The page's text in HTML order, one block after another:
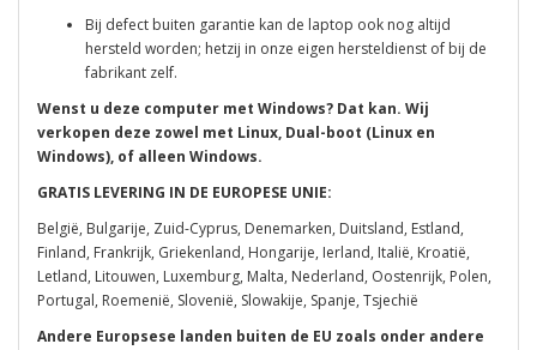
Bij defect buiten garantie kan de laptop ook nog altijd
hersteld worden; hetzij in onze eigen hersteldienst of bij de
fabrikant zelf.
Wenst u deze computer met Windows? Dat kan. Wij
verkopen deze zowel met Linux, Dual-boot (Linux en
Windows), of alleen Windows.
GRATIS LEVERING IN DE EUROPESE UNIE:
België, Bulgarije, Zuid-Cyprus, Denemarken, Duitsland, Estland,
Finland, Frankrijk, Griekenland, Hongarije, Ierland, Italië, Kroatië,
Letland, Litouwen, Luxemburg, Malta, Nederland, Oostenrijk, Polen,
Portugal, Roemenië, Slovenië, Slowakije, Spanje, Tsjechië
Andere Europsese landen buiten de EU zoals onder andere